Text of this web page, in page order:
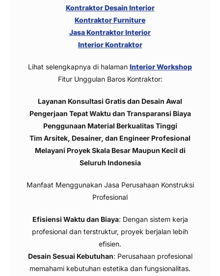
Kontraktor Desain Interior
Kontraktor Furniture
Jasa Kontraktor Interior
Interior Kontraktor
Lihat selengkapnya di halaman Interior Workshop
Fitur Unggulan Baros Kontraktor:
Layanan Konsultasi Gratis dan Desain Awal
Pengerjaan Tepat Waktu dan Transparansi Biaya
Penggunaan Material Berkualitas Tinggi
Tim Arsitek, Desainer, dan Engineer Profesional
Melayani Proyek Skala Besar Maupun Kecil di
Seluruh Indonesia
Manfaat Menggunakan Jasa Perusahaan Konstruksi
Profesional
Efisiensi Waktu dan Biaya: Dengan sistem kerja
profesional dan terstruktur, proyek berjalan lebih
efisien.
Desain Sesuai Kebutuhan: Perusahaan profesional
memahami kebutuhan estetika dan fungsionalitas.